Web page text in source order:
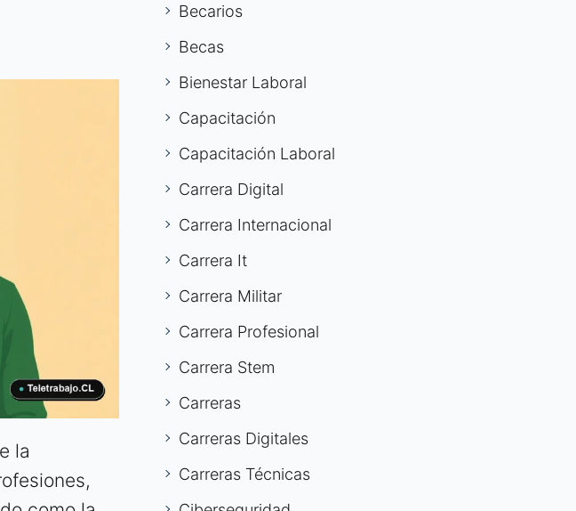
la
Becarios
Becas
Bienestar Laboral
Capacitación
Capacitación Laboral
Carrera Digital
Carrera Internacional
Carrera It
Carrera Militar
Carrera Profesional
Carrera Stem
Carreras
Carreras Digitales
Carreras Técnicas